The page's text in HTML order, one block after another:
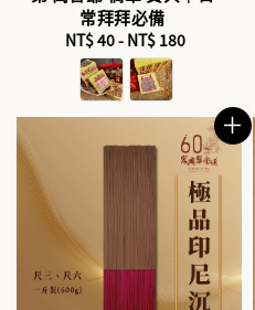
常拜拜必備
Regular
price
NT$ 40- NT$ 180